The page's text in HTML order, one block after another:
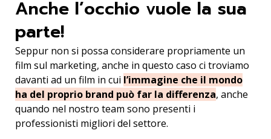
Anche l’occhio vuole la sua
parte!
Seppur non si possa considerare propriamente un
film sul marketing, anche in questo caso ci troviamo
davanti ad un film in cui l’immagine che il mondo
ha del proprio brand può far la differenza, anche
quando nel nostro team sono presenti i
professionisti migliori del settore.